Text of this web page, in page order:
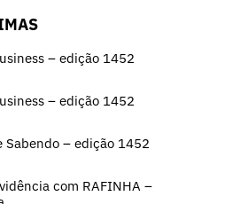
– edição 1452
– edição 1452
Sabendo – edição 1452
com RAFINHA –